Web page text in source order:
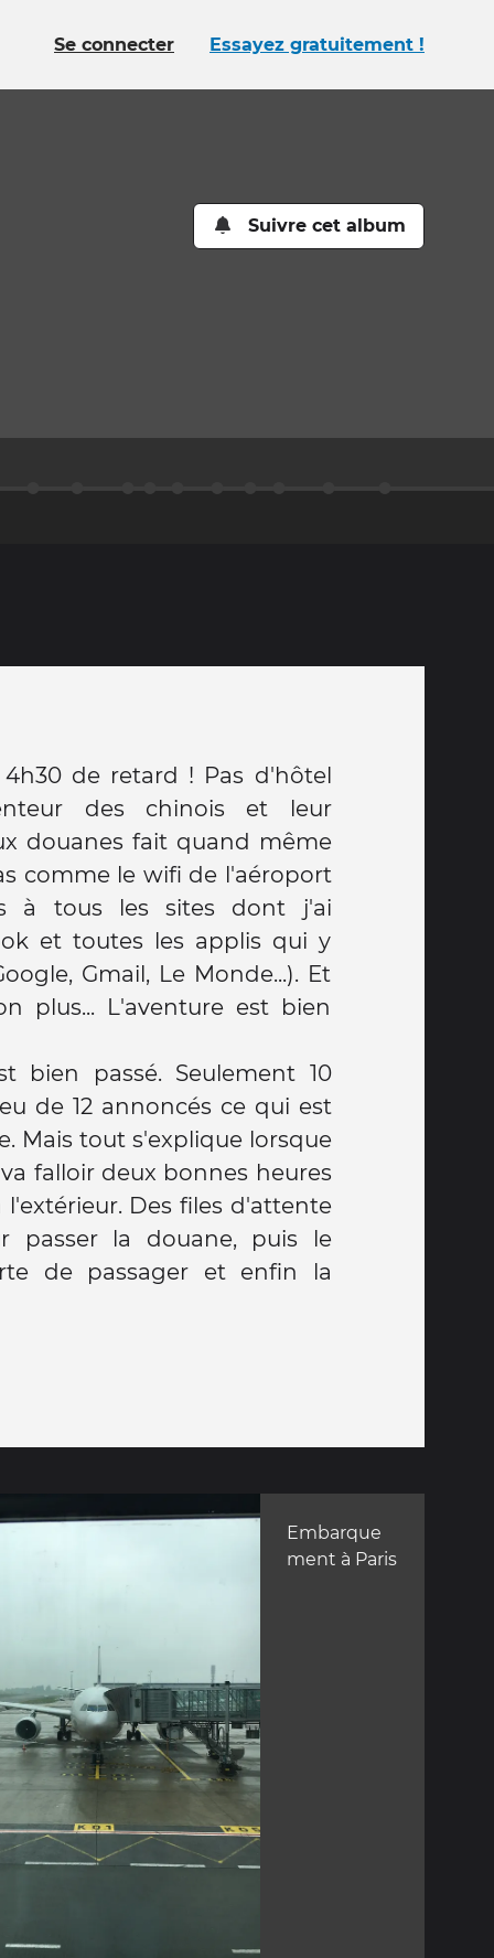
Se connecter Essayez gratuitement !
Suivre cet album
de retard ! Pas d'hôtel
des chinois et leur
douanes fait quand même
comme le wifi de l'aéroport
à tous les sites dont j'ai
et toutes les applis qui y
Gmail, Le Monde...). Et
bien passé. Seulement 10
de 12 annoncés ce qui est
Mais tout s'explique lorsque
falloir deux bonnes heures
l'extérieur. Des files d'attente
passer la douane, puis le
de passager et enfin la
Embarque
ment à Paris